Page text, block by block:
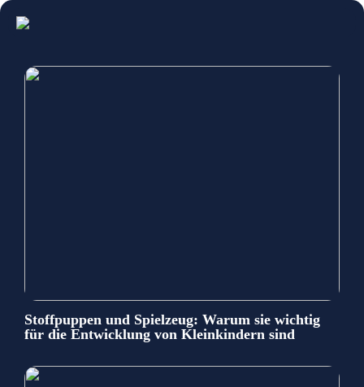
Stoffpuppen und Spielzeug: Warum sie wichtig
für die Entwicklung von Kleinkindern sind